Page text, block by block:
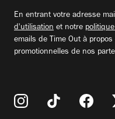
En entrant votre adresse
d'utilisation et notre
emails de Time Out à
promotionnelles de nos